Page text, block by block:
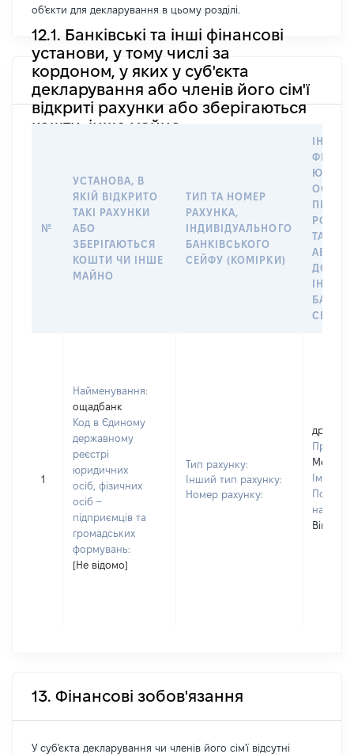
об'єкти для декларування в цьому розділі.
12.1. Банківські та інші фінансові
установи, у тому числі за
кордоном, у яких у суб'єкта
декларування або членів його сім'ї
відкриті рахунки або зберігаються
кошти, інше майно
№
УСТАНОВА, В
ЯКІЙ ВІДКРИТО
ТАКІ РАХУНКИ
АБО
ЗБЕРІГАЮТЬСЯ
КОШТИ ЧИ ІНШЕ
МАЙНО
ТИП ТА НОМЕР
РАХУНКА,
ІНДИВІДУАЛЬНОГО
БАНКІВСЬКОГО
СЕЙФУ (КОМІРКИ)
ПРАВО
ТАКИМ
АБО
ДО
СЕЙФУ
1
Найменування:
ощадбанк
Код в Єдиному
державному
реєстрі
юридичних
осіб, фізичних
осіб –
підприємців та
громадських
формувань:
[Не відомо]
Тип рахунку:
Інший тип рахунку:
Номер рахунку:
дружина
Ім'я:
По
13. Фінансові зобов'язання
У суб'єкта декларування чи членів його сім'ї відсутні